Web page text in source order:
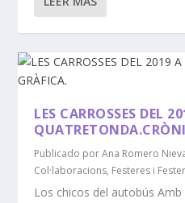
LES CARROSSES DEL
Publicado porAna Romero
Col·laboracions, Festeres i
Los chicos del autobús